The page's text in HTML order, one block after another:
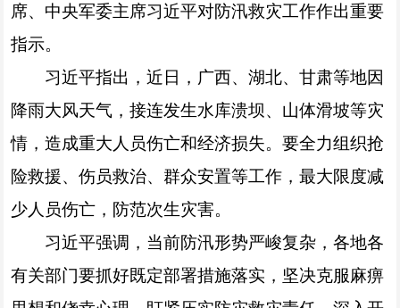
席、中央军委主席习近平对防汛救灾工作作出重要
指示。
习近平指出，近日，广西、湖北、甘肃等地因
降雨大风天气，接连发生水库溃坝、山体滑坡等灾
情，造成重大人员伤亡和经济损失。要全力组织抢
险救援、伤员救治、群众安置等工作，最大限度减
少人员伤亡，防范次生灾害。
习近平强调，当前防汛形势严峻复杂，各地各
有关部门要抓好既定部署措施落实，坚决克服麻痹